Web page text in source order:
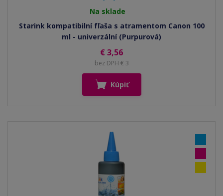
Na sklade
Starink kompatibilní fľaša s atramentom Canon 100
ml - univerzální (Purpurová)
€ 3,56
bez DPH € 3
Kúpiť